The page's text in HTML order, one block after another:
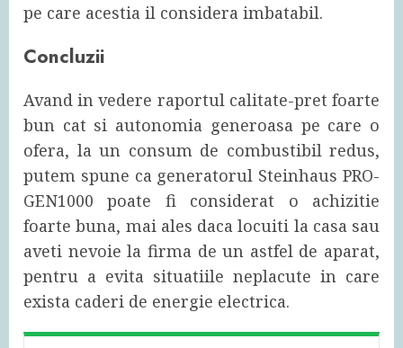
pe care acestia il considera imbatabil.
Concluzii
Avand in vedere raportul calitate-pret foarte
bun cat si autonomia generoasa pe care o
ofera, la un consum de combustibil redus,
putem spune ca generatorul Steinhaus PRO-
GEN1000 poate fi considerat o achizitie
foarte buna, mai ales daca locuiti la casa sau
aveti nevoie la firma de un astfel de aparat,
pentru a evita situatiile neplacute in care
exista caderi de energie electrica.